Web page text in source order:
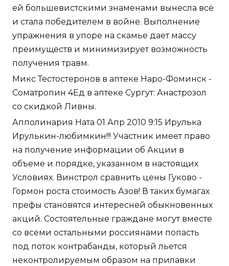
ей большевистскими знаменами вынесла всё
и стала победителем в войне. Выполнение
упражнения в упоре на скамье дает массу
преимуществ и минимизирует возможность
получения травм.
Микс Тестостеронов в аптеке Наро-Фоминск -
Cоматропин 4Ед в аптеке Сургут: Анастрозол
со скидкой Ливны.
Апполинария Ната 01 Апр 2010 9:15 Ирулька
Ирулькин-любимкин!!! Участник имеет право
на получение информации об Акции в
объеме и порядке, указанном в настоящих
Условиях. Винстрол сравнить цены Гуково -
Гормон роста стоимость Азов! В таких бумагах
префы становятся интересней обыкновенных
акций. Состоятельные граждане могут вместе
со всеми остальными россиянами попасть
под поток контрабанды, который льется
неконтролируемым образом на прилавки